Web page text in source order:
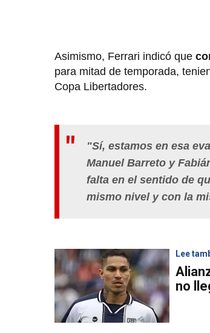
Asimismo, Ferrari indicó que
para mitad de temporada,
Copa Libertadores.
"Sí, estamos en esa
Manuel Barreto y
falta en el sentido de
mismo nivel y con la
Lee
no